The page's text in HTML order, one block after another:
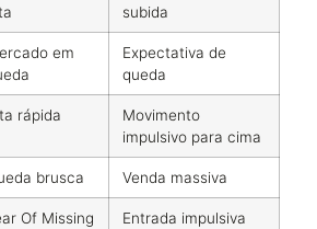
subida
em
Expectativa de
queda
rápida
Movimento
impulsivo para cima
brusca Venda massiva
Of Missing
Entrada impulsiva